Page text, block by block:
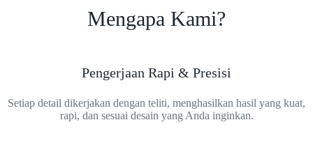
Mengapa Kami?
Pengerjaan Rapi & Presisi
Setiap detail dikerjakan dengan teliti, menghasilkan hasil yang kuat,
rapi, dan sesuai desain yang Anda inginkan.